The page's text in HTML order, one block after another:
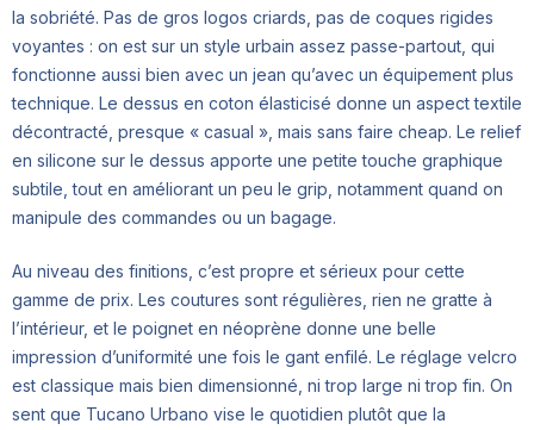
la sobriété. Pas de gros logos criards, pas de coques rigides
voyantes : on est sur un style urbain assez passe-partout, qui
fonctionne aussi bien avec un jean qu’avec un équipement plus
technique. Le dessus en coton élasticisé donne un aspect textile
décontracté, presque « casual », mais sans faire cheap. Le relief
en silicone sur le dessus apporte une petite touche graphique
subtile, tout en améliorant un peu le grip, notamment quand on
manipule des commandes ou un bagage.
Au niveau des finitions, c’est propre et sérieux pour cette
gamme de prix. Les coutures sont régulières, rien ne gratte à
l’intérieur, et le poignet en néoprène donne une belle
impression d’uniformité une fois le gant enfilé. Le réglage velcro
est classique mais bien dimensionné, ni trop large ni trop fin. On
sent que Tucano Urbano vise le quotidien plutôt que la